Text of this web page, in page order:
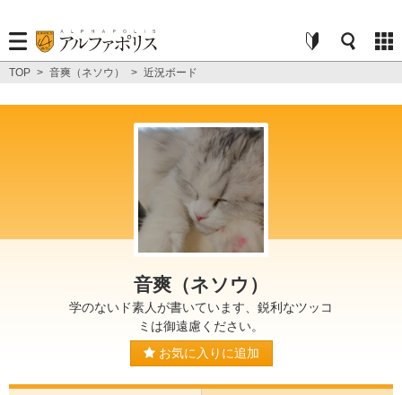
TOP > 音爽（ネソウ） > 近況ボード
音爽（ネソウ）
学のないド素人が書いています、鋭利なツッコ
ミは御遠慮ください。
お気に入りに追加